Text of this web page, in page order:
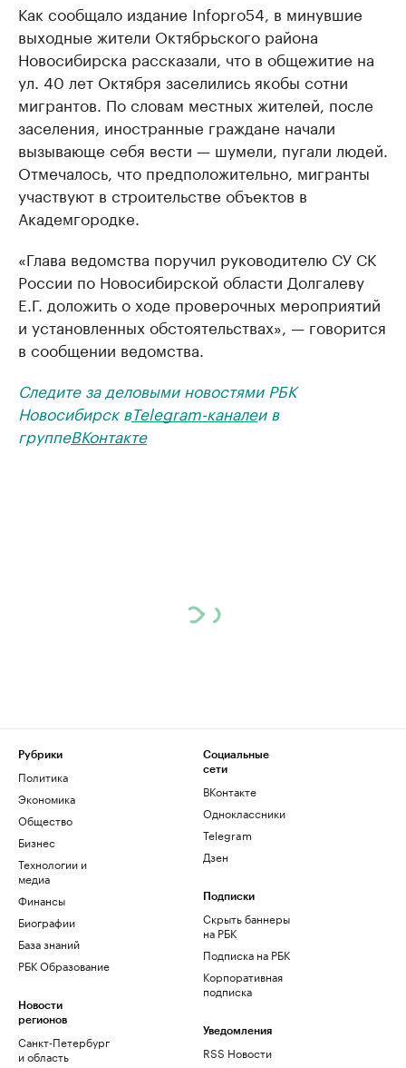
Как сообщало издание Infopro54, в минувшие
выходные жители Октябрьского района
Новосибирска рассказали, что в общежитие на
ул. 40 лет Октября заселились якобы сотни
мигрантов. По словам местных жителей, после
заселения, иностранные граждане начали
вызывающе себя вести — шумели, пугали людей.
Отмечалось, что предположительно, мигранты
участвуют в строительстве объектов в
Академгородке.
«Глава ведомства поручил руководителю СУ СК
России по Новосибирской области Долгалеву
Е.Г. доложить о ходе проверочных мероприятий
и установленных обстоятельствах», — говорится
в сообщении ведомства.
Следите за деловыми новостями РБК
Новосибирск вTelegram-каналеи в
группеВКонтакте
Рубрики
Политика
Экономика
Общество
Бизнес
Технологии и
медиа
Финансы
Биографии
База знаний
РБК Образование
Новости
регионов
Санкт-Петербург
и область
Социальные
сети
ВКонтакте
Одноклассники
Telegram
Дзен
Подписки
Скрыть баннеры
на РБК
Подписка на РБК
Корпоративная
подписка
Уведомления
RSS Новости